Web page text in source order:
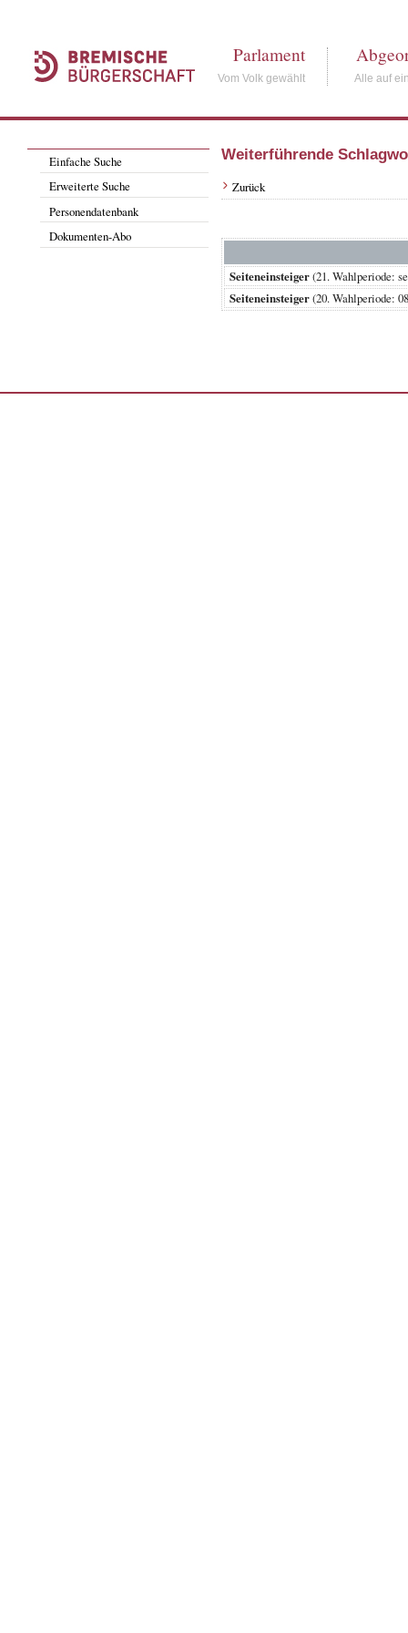
Parlament
Vom Volk gewählt Alle auf
Einfache Suche
Erweiterte Suche
Personendatenbank
Dokumenten-Abo
Weiterführende
Zurück
Seiteneinsteiger(21.
Seiteneinsteiger(20.